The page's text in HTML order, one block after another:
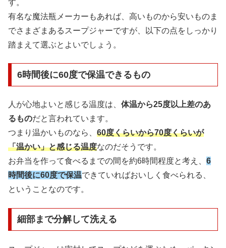
す。
有名な魔法瓶メーカーもあれば、高いものから安いものま
でさまざまあるスープジャーですが、以下の点をしっかり
踏まえて選ぶとよいでしょう。
6時間後に60度で保温できるもの
人が心地よいと感じる温度は、 体温から25度以上差のあ
るものだと言われています。
つまり温かいものなら、 60度くらいから70度くらいが
「温かい」と感じる温度なのだそうです。
お弁当を作って食べるまでの間を約6時間程度と考え、 6
時間後に60度で保温できていればおいしく食べられる、
ということなのです。
細部まで分解して洗える